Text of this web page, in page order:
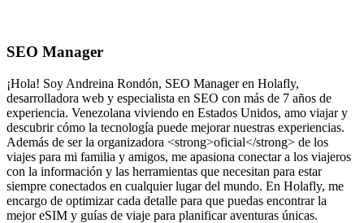
SEO Manager
¡Hola! Soy Andreina Rondón, SEO Manager en Holafly,
desarrolladora web y especialista en SEO con más de 7 años de
experiencia. Venezolana viviendo en Estados Unidos, amo viajar y
descubrir cómo la tecnología puede mejorar nuestras experiencias.
Además de ser la organizadora <strong>oficial</strong> de los
viajes para mi familia y amigos, me apasiona conectar a los viajeros
con la información y las herramientas que necesitan para estar
siempre conectados en cualquier lugar del mundo. En Holafly, me
encargo de optimizar cada detalle para que puedas encontrar la
mejor eSIM y guías de viaje para planificar aventuras únicas.